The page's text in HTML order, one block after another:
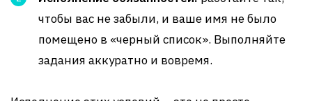
чтобы вас не забыли, и ваше имя не было
помещено в «черный список». Выполняйте
задания аккуратно и вовремя.